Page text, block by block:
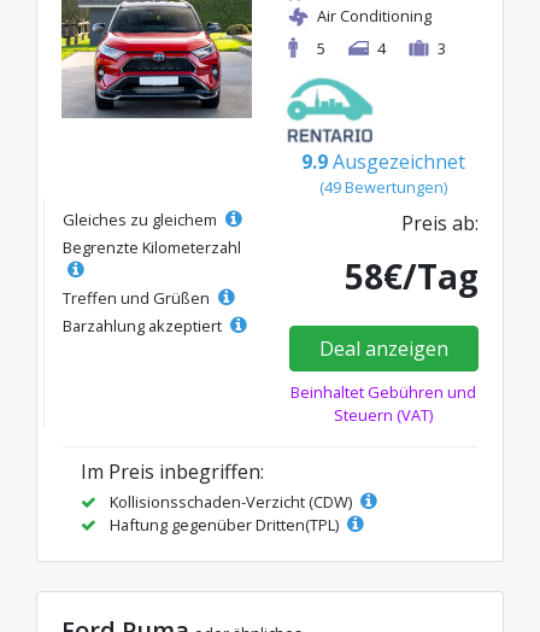
Air Conditioning
5
4 3
9.9Ausgezeichnet
(49 Bewertungen)
Gleiches zu gleichem
Begrenzte Kilometerzahl
Treffen und Grüßen
Barzahlung akzeptiert
Preis ab:
58€/Tag
Deal anzeigen
Beinhaltet Gebühren und
Steuern (VAT)
Im Preis inbegriffen:
Kollisionsschaden-Verzicht (CDW)
Haftung gegenüber Dritten(TPL)